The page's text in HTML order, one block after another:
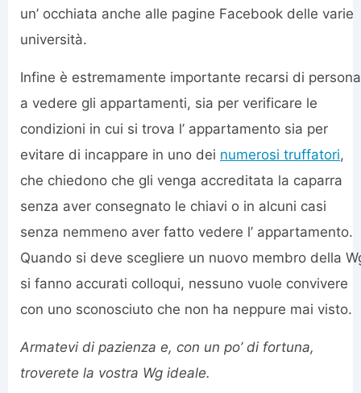
un’ occhiata anche alle pagine Facebook delle varie
università.
Infine è estremamente importante recarsi di persona
a vedere gli appartamenti, sia per verificare le
condizioni in cui si trova l’ appartamento sia per
evitare di incappare in uno dei numerosi truffatori,
che chiedono che gli venga accreditata la caparra
senza aver consegnato le chiavi o in alcuni casi
senza nemmeno aver fatto vedere l’ appartamento.
Quando si deve scegliere un nuovo membro della
si fanno accurati colloqui, nessuno vuole convivere
con uno sconosciuto che non ha neppure mai visto.
Armatevi di pazienza e, con un po’ di fortuna,
troverete la vostra Wg ideale.